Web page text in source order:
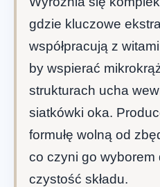
gdzie kluczowe
współpracują z
by wspierać
strukturach ucha
siatkówki oka.
formułę wolną od
co czyni go
czystość składu.